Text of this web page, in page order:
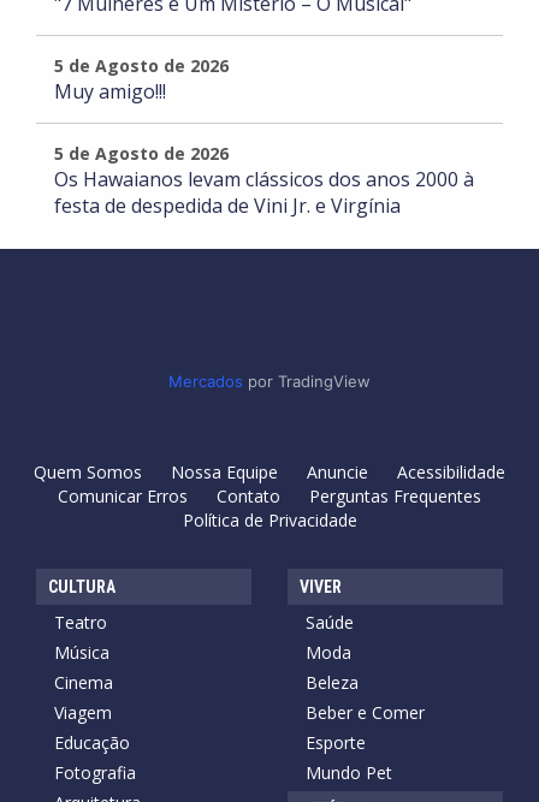
5 de Agosto de 2026
Muy amigo!!!
5 de Agosto de 2026
Os Hawaianos levam clássicos dos anos 2000 à
festa de despedida de Vini Jr. e Virgínia
Mercados por TradingView
Quem Somos Nossa Equipe Anuncie
Acessibilidade
Comunicar Erros
Contato
Perguntas Frequentes
Política de Privacidade
CULTURA
Teatro
Música
Cinema
Viagem
Educação
Fotografia
VIVER
Saúde
Moda
Beleza
Beber e Comer
Esporte
Mundo Pet